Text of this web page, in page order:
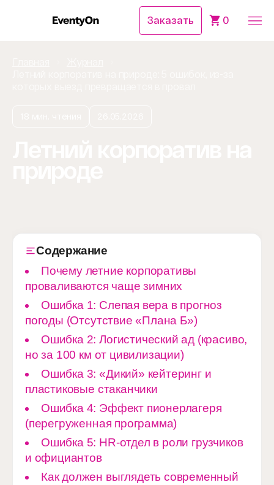
Заказать 0
Содержание
Почему летние корпоративы
проваливаются чаще зимних
Ошибка 1: Слепая вера в прогноз
погоды (Отсутствие «Плана Б»)
Ошибка 2: Логистический ад (красиво,
но за 100 км от цивилизации)
Ошибка 3: «Дикий» кейтеринг и
пластиковые стаканчики
Ошибка 4: Эффект пионерлагеря
(перегруженная программа)
Ошибка 5: HR-отдел в роли грузчиков
и официантов
Как должен выглядеть современный